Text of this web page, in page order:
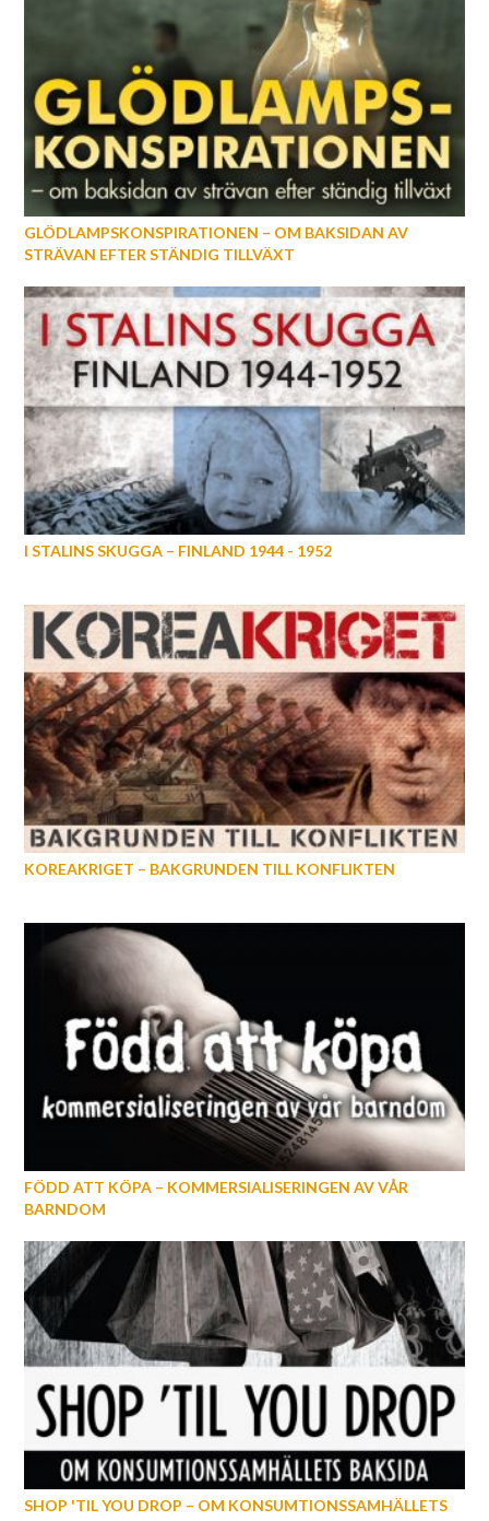
GLÖDLAMPSKONSPIRATIONEN – OM BAKSIDAN AV
STRÄVAN EFTER STÄNDIG TILLVÄXT
I STALINS SKUGGA – FINLAND 1944 - 1952
KOREAKRIGET – BAKGRUNDEN TILL KONFLIKTEN
FÖDD ATT KÖPA – KOMMERSIALISERINGEN AV VÅR
BARNDOM
SHOP 'TIL YOU DROP – OM KONSUMTIONSSAMHÄLLETS